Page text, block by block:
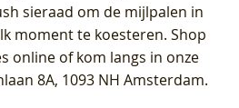
sieraad om de mijlpalen in
moment te koesteren. Shop
online of kom langs in onze
8A, 1093 NH Amsterdam.